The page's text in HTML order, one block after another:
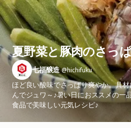
夏野菜と豚肉のさっ
七福醸造@hichifuku
ほど良い酸味でさっぱり爽やか。具
んでジュワ～♪暑い日におススメの一
食品で美味しい元気レシピ♪